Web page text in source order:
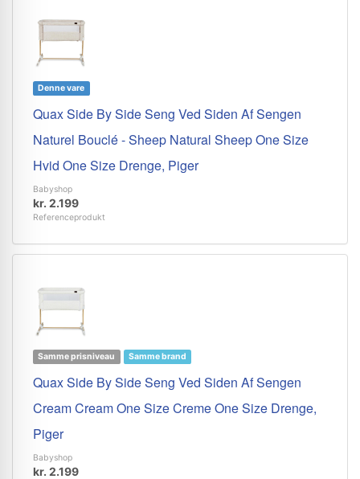
Denne vare
Quax Side By Side Seng Ved Siden Af Sengen
Naturel Bouclé - Sheep Natural Sheep One Size
Hvid One Size Drenge, Piger
Babyshop
kr. 2.199
Referenceprodukt
Samme prisniveau Samme brand
Quax Side By Side Seng Ved Siden Af Sengen
Cream Cream One Size Creme One Size Drenge,
Piger
Babyshop
kr. 2.199